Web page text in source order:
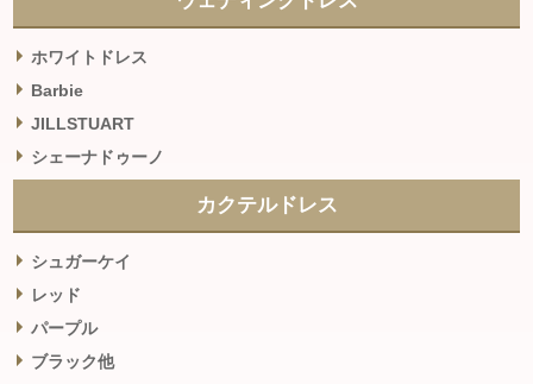
ホワイトドレス
Barbie
JILLSTUART
シェーナドゥーノ
カクテルドレス
シュガーケイ
レッド
パープル
ブラック他